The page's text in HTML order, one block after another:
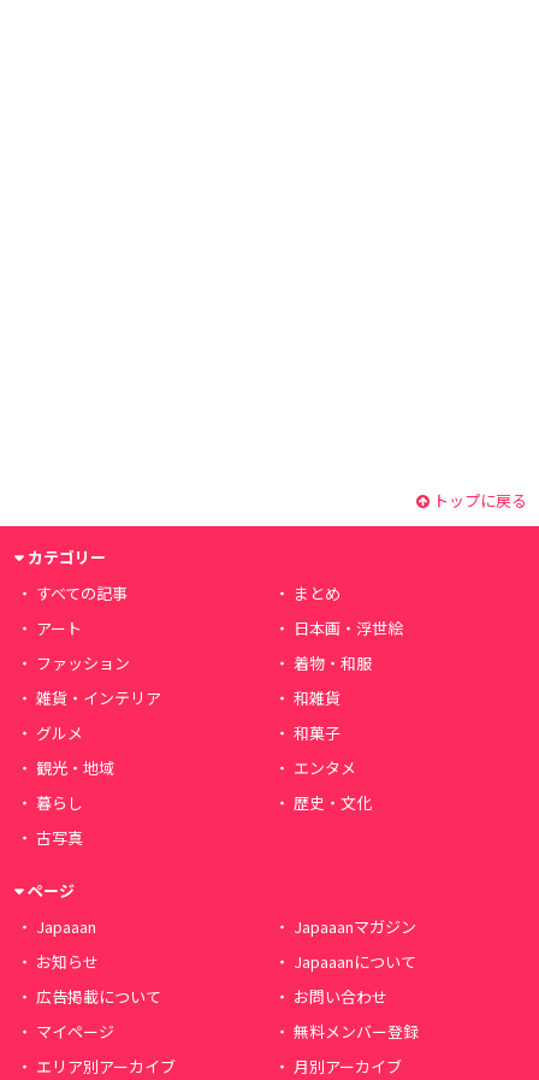
トップに戻る
カテゴリー
すべての記事
まとめ
アート
日本画・浮世絵
ファッション
着物・和服
雑貨・インテリア
和雑貨
グルメ
和菓子
観光・地域
エンタメ
暮らし
歴史・文化
古写真
ページ
Japaaan
Japaaanマガジン
お知らせ
Japaaanについて
広告掲載について
お問い合わせ
マイページ
無料メンバー登録
エリア別アーカイブ
月別アーカイブ